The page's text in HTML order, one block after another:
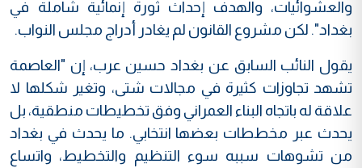
والعشوائيات، والهدف إحداث ثورة إنمائية شاملة في
بغداد". لكن مشروع القانون لم يغادر أدراج مجلس النواب.
يقول النائب السابق عن بغداد حسين عرب، إن "العاصمة
تشهد تجاوزات كثيرة في مجالات شتى، وتغير شكلها لا
علاقة له باتجاه البناء العمراني وفق تخطيطات منطقية، بل
يحدث عبر مخططات بعضها انتخابي. ما يحدث في بغداد
من تشوهات سببه سوء التنظيم والتخطيط، واتساع